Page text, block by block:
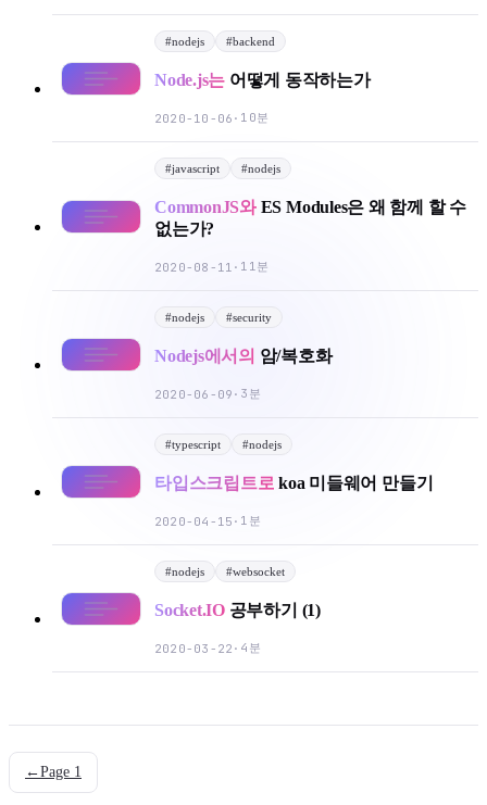
#nodejs #backend
Node.js는 어떻게 동작하는가
2020-10-06 · 10분
#javascript #nodejs
CommonJS와ES Modules은 왜 함께 할 수
없는가?
2020-08-11 · 11분
#nodejs #security
Nodejs에서의 암/복호화
2020-06-09 · 3분
#typescript #nodejs
타입스크립트로 koa 미들웨어 만들기
2020-04-15 · 1분
#nodejs #websocket
Socket.IO공부하기 (1)
2020-03-22 · 4분
←Page 1